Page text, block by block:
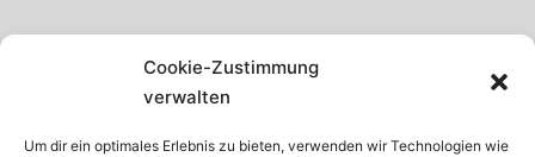
Cookie-Zustimmung
verwalten
Um dir ein optimales Erlebnis zu bieten, verwenden wir Technologien wie
SCHWARZWALD
GARDASEE
MADEIRA